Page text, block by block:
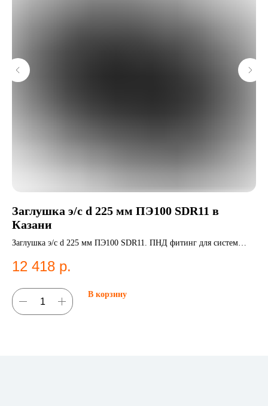
Заглушка э/с d 225 мм ПЭ100 SDR11 в
Казани
Заглушка э/с d 225 мм ПЭ100 SDR11. ПНД фитинг для систем
12 418 р.
В корзину